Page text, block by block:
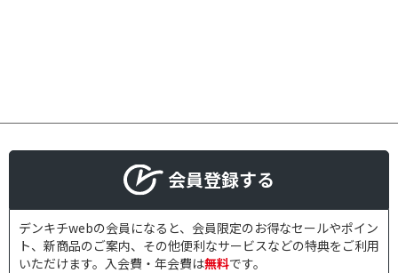
5m
10m
スイッチタイプで絞り込む
会員登録する
デンキチwebの会員になると、会員限定のお得なセールやポイン
ト、新商品のご案内、その他便利なサービスなどの特典をご利用
いただけます。入会費・年会費は無料です。